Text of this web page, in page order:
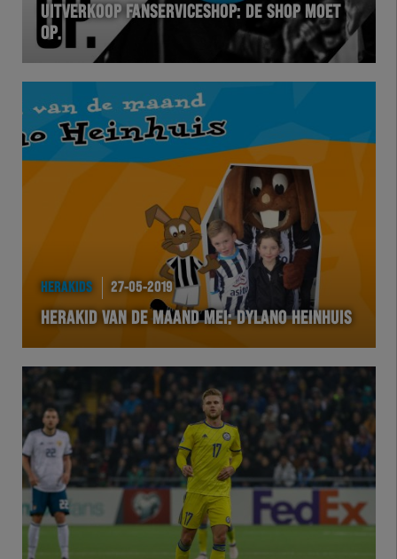
UITVERKOOP FANSERVICESHOP: DE SHOP MOET
OP.
HERAKIDS 27-05-2019
HERAKID VAN DE MAAND MEI: DYLANO HEINHUIS